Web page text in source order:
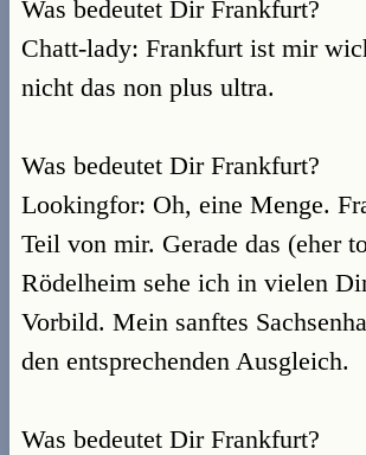
Was bedeutet Dir Frankfurt?
Chatt-lady: Frankfurt ist mir
nicht das non plus ultra.
Was bedeutet Dir Frankfurt?
Lookingfor: Oh, eine Menge.
Teil von mir. Gerade das (eher
Rödelheim sehe ich in vielen
Vorbild. Mein sanftes
den entsprechenden Ausgleich.
Was bedeutet Dir Frankfurt?